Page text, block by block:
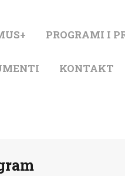
PROGRAMI I
KONTAKT